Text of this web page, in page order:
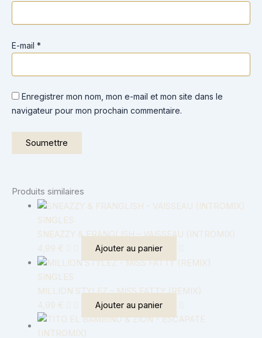
E-mail *
Enregistrer mon nom, mon e-mail et mon site dans le
navigateur pour mon prochain commentaire.
Produits similaires
SINGLES
SNEAZZY & FRANGLISH – VAISSEAU (INTROMIX)
4,99 € Ajouter au panier
SINGLES
MILLION STYLEZ – MISS FATTY (REMIX)
4,99 € Ajouter au panier